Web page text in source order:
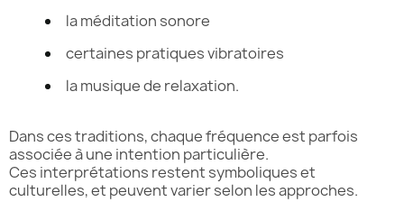
la méditation sonore
certaines pratiques vibratoires
la musique de relaxation.
Dans ces traditions, chaque fréquence est parfois
associée à une intention particulière.
Ces interprétations restent symboliques et
culturelles, et peuvent varier selon les approches.